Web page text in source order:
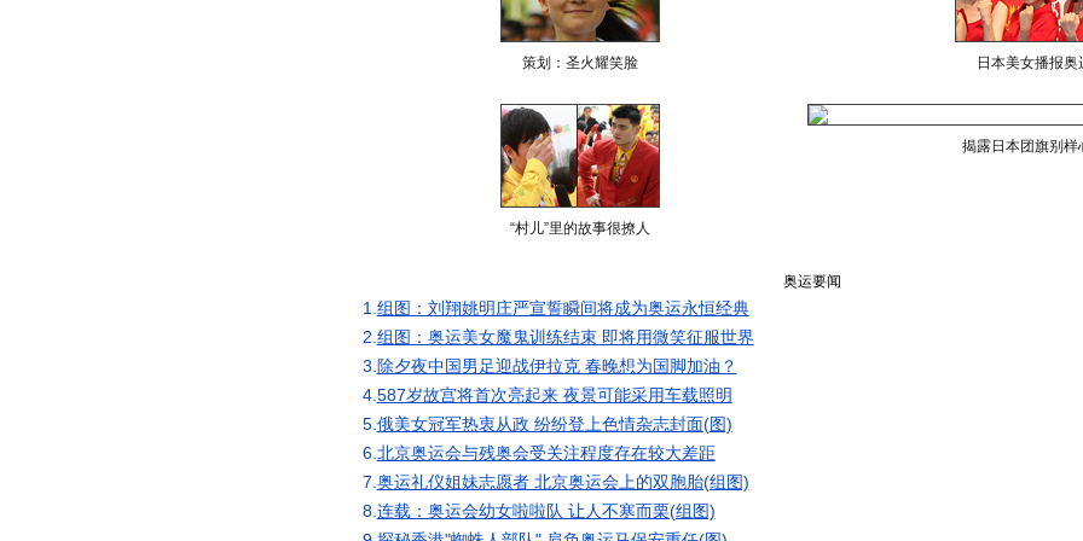
策划：圣火耀笑脸 日本美女播报奥
“村儿”里的故事很撩人
揭露日本团旗别样
奥运要闻
1. 组图：刘翔姚明庄严宣誓瞬间将成为奥运永恒经典
2. 组图：奥运美女魔鬼训练结束 即将用微笑征服世界
3. 除夕夜中国男足迎战伊拉克 春晚想为国脚加油？
4. 587岁故宫将首次亮起来 夜景可能采用车载照明
5. 俄美女冠军热衷从政 纷纷登上色情杂志封面(图)
6. 北京奥运会与残奥会受关注程度存在较大差距
7. 奥运礼仪姐妹志愿者 北京奥运会上的双胞胎(组图)
8. 连载：奥运会幼女啦啦队 让人不寒而栗(组图)